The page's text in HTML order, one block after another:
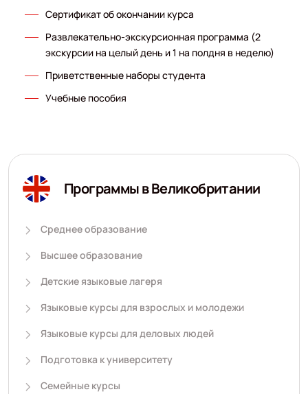
Сертификат об окончании курса
Развлекательно-экскурсионная программа (2
экскурсии на целый день и 1 на полдня в неделю)
Приветственные наборы студента
Учебные пособия
Программы в Великобритании
Среднее образование
Высшее образование
Детские языковые лагеря
Языковые курсы для взрослых и молодежи
Языковые курсы для деловых людей
Подготовка к университету
Семейные курсы